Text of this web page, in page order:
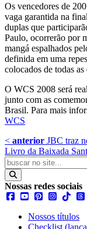
Os vencedores de
vaga garantida na
duplas que
Paulo, ocorrerão por
mangá espalhados
definida em uma
colocados de todas
O WCS 2008 será
junto com as
Brasil. Para mais
WCS
< anterior JBC traz
Livro da Baixada
Nossas redes sociais
Nossos títulos
Checklist